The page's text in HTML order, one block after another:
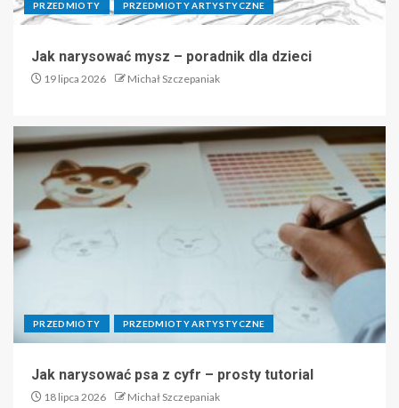
PRZEDMIOTY PRZEDMIOTY ARTYSTYCZNE
Jak narysować mysz – poradnik dla dzieci
19 lipca 2026 Michał Szczepaniak
PRZEDMIOTY PRZEDMIOTY ARTYSTYCZNE
Jak narysować psa z cyfr – prosty tutorial
18 lipca 2026 Michał Szczepaniak